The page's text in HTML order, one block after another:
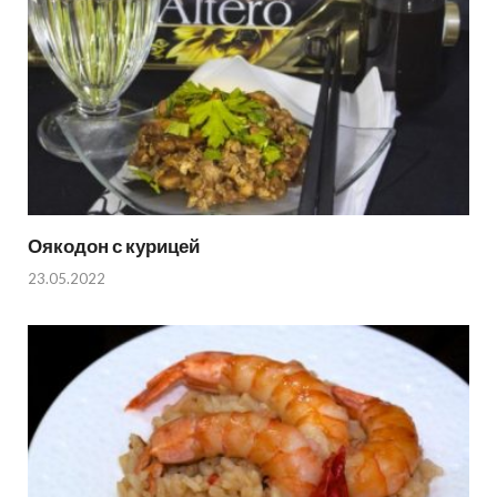
Оякодон с курицей
23.05.2022